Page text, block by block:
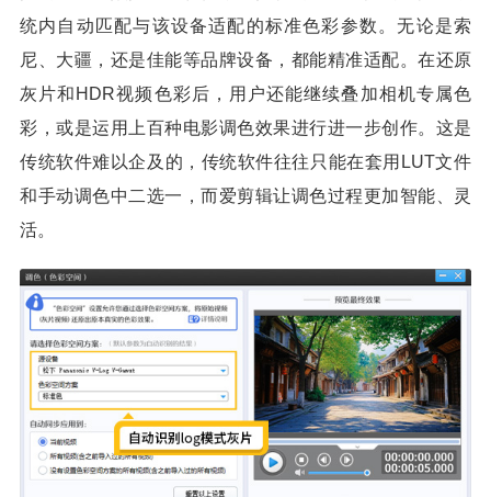
统内自动匹配与该设备适配的标准色彩参数。无论是索
尼、大疆，还是佳能等品牌设备，都能精准适配。在还原
灰片和HDR视频色彩后，用户还能继续叠加相机专属色
彩，或是运用上百种电影调色效果进行进一步创作。这是
传统软件难以企及的，传统软件往往只能在套用LUT文件
和手动调色中二选一，而爱剪辑让调色过程更加智能、灵
活。